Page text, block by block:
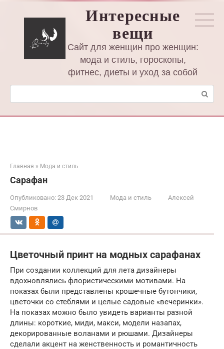
Интересные
вещи
Сайт для женщин про женщин:
мода и стиль, гороскопы,
фитнес, диеты и уход за собой
Поиск:
Главная » Мода и стиль
Сарафан
Опубликовано: 23 Дек 2021 Мода и стиль
Алексей
Смирнов
Цветочный принт на модных сарафанах
При создании коллекций для лета дизайнеры
вдохновлялись флористическими мотивами. На
показах были представлены крошечные бутончики,
цветочки со стеблями и целые садовые «вечеринки».
На показах можно было увидеть варианты разной
длины: короткие, миди, макси, модели назапах,
декорированные воланами и рюшами. Дизайнеры
сделали акцент на женственность и романтичность